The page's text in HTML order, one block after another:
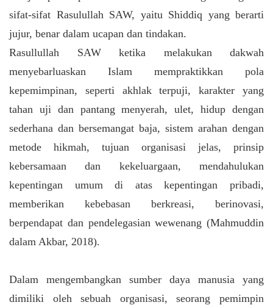
sifat-sifat Rasulullah SAW, yaitu Shiddiq yang berarti
jujur, benar dalam ucapan dan tindakan.
Rasullullah SAW ketika melakukan dakwah
menyebarluaskan Islam mempraktikkan pola
kepemimpinan, seperti akhlak terpuji, karakter yang
tahan uji dan pantang menyerah, ulet, hidup dengan
sederhana dan bersemangat baja, sistem arahan dengan
metode hikmah, tujuan organisasi jelas, prinsip
kebersamaan dan kekeluargaan, mendahulukan
kepentingan umum di atas kepentingan pribadi,
memberikan kebebasan berkreasi, berinovasi,
berpendapat dan pendelegasian wewenang (Mahmuddin
dalam Akbar, 2018).
Dalam mengembangkan sumber daya manusia yang
dimiliki oleh sebuah organisasi, seorang pemimpin